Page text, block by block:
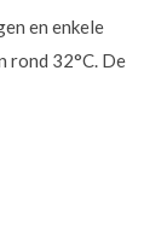
en enkele
rond 32°C. De